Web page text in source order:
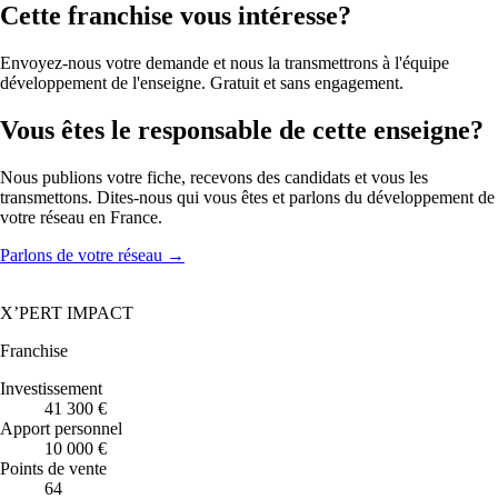
Cette franchise vous intéresse?
Envoyez-nous votre demande et nous la transmettrons à l'équipe
développement de l'enseigne. Gratuit et sans engagement.
Vous êtes le responsable de cette enseigne?
Nous publions votre fiche, recevons des candidats et vous les
transmettons. Dites-nous qui vous êtes et parlons du développement de
votre réseau en France.
Parlons de votre réseau →
X’PERT IMPACT
Franchise
Investissement
41 300 €
Apport personnel
10 000 €
Points de vente
64